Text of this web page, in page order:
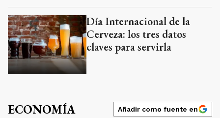
Día Internacional de la
Cerveza: los tres datos
claves para servirla
ECONOMÍA Añadir como fuente en